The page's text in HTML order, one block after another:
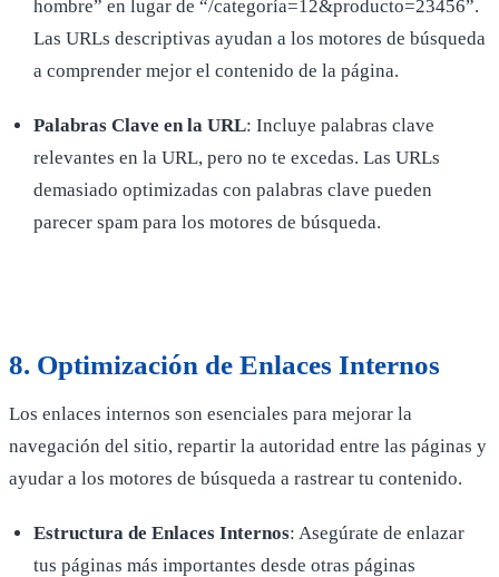
hombre” en lugar de “/categoría=12&producto=23456”.
Las URLs descriptivas ayudan a los motores de búsqueda
a comprender mejor el contenido de la página.
Palabras Clave en la URL: Incluye palabras clave
relevantes en la URL, pero no te excedas. Las URLs
demasiado optimizadas con palabras clave pueden
parecer spam para los motores de búsqueda.
8. Optimización de Enlaces Internos
Los enlaces internos son esenciales para mejorar la
navegación del sitio, repartir la autoridad entre las páginas y
ayudar a los motores de búsqueda a rastrear tu contenido.
Estructura de Enlaces Internos: Asegúrate de enlazar
tus páginas más importantes desde otras páginas